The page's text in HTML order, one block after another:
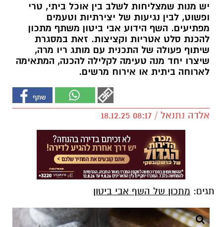
יש מנות שמצליחות לשלב בין אוכל ביתי, טרי
ופשוט, לבין נגיעות של יצירתיות וטעמים
מפתיעים. השף הידוע אבי ביטון משתף מתכון
להכנת סלט אטריות וקציצות. זאת במסגרת
שיתוף פעולה של התכנית עם מותג ריו מרה,
שיצרו יחד מנה טעימה לקלילה להכנה, המתאימה
לארוחה ביתית או אירוח מרשים.
אלדה נתנאל / 08:17 18.12.25
תגים: מתכון של השף אבי ביטון